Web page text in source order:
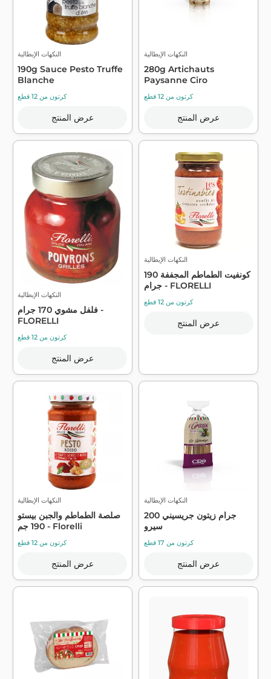
النكهات الإيطالية
190g Sauce Pesto Truffe
Blanche
كرتون من 12 قطع
عرض المنتج
النكهات الإيطالية
280g Artichauts
Paysanne Ciro
كرتون من 12 قطع
عرض المنتج
النكهات الإيطالية
فلفل مشوي 170 جرام -
FLORELLI
كرتون من 12 قطع
عرض المنتج
النكهات الإيطالية
كونفيت الطماطم المجففة 190
جرام - FLORELLI
كرتون من 12 قطع
عرض المنتج
النكهات الإيطالية
صلصة الطماطم والجبن بيستو
190 جم - Florelli
كرتون من 12 قطع
عرض المنتج
النكهات الإيطالية
200 جرام زيتون جريسيني
سيرو
كرتون من 17 قطع
عرض المنتج